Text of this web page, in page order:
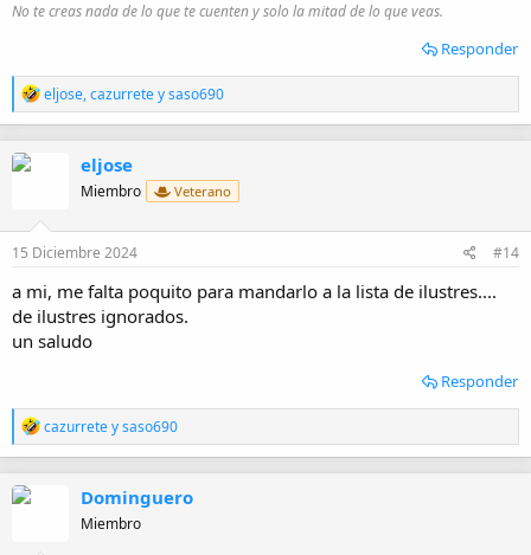
No te creas nada de lo que te cuenten y solo la mitad de lo que veas.
Responder
R
e
a
n
e
s
:
eljose,cazurreteysaso690
eljose
Miembro Veterano
15 Diciembre 2024 #14
a mi, me falta poquito para mandarlo a la lista de ilustres....
de ilustres ignorados.
un saludo
Responder
R
e
a
cazurreteysaso690
Dominguero
Miembro